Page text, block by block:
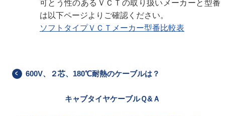
可とう性のあるＶＣＴの取り扱いメーカーと型番
は以下ページよりご確認ください。
ソフトタイプＶＣＴメーカー型番比較表
600V、２芯、180℃耐熱のケーブルは？
キャブタイヤケーブルＱ&Ａ